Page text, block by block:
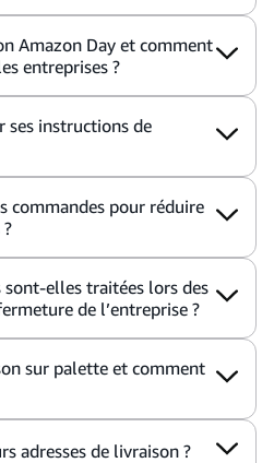
Amazon Day et comment
entreprises ?
ses instructions de
commandes pour réduire
elles traitées lors des
de l’entreprise ?
sur palette et comment
adresses de livraison ?